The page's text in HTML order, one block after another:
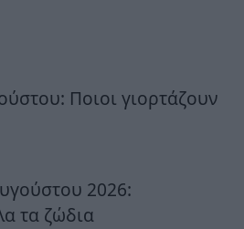
Ποιοι γιορτάζουν
2026:
τα ζώδια